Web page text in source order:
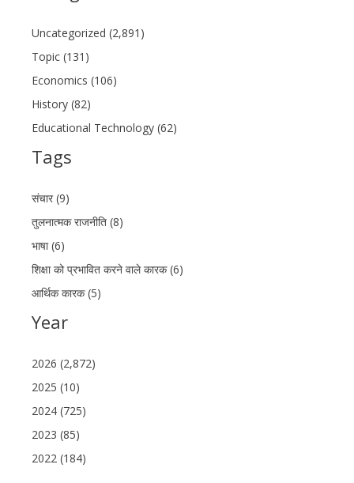
Uncategorized (2,891)
Topic (131)
Economics (106)
History (82)
Educational Technology (62)
Tags
संचार (9)
तुलनात्मक राजनीति (8)
भाषा (6)
शिक्षा को प्रभावित करने वाले कारक (6)
आर्थिक कारक (5)
Year
2026 (2,872)
2025 (10)
2024 (725)
2023 (85)
2022 (184)